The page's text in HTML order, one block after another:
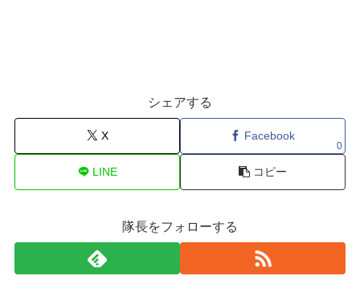
シェアする
X Facebook
0
LINE コピー
隊長をフォローする